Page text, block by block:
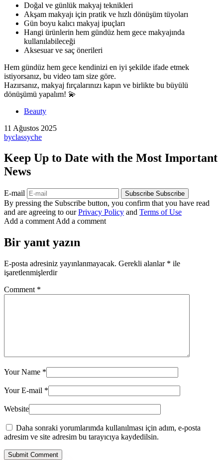
Doğal ve günlük makyaj teknikleri
Akşam makyajı için pratik ve hızlı dönüşüm tüyoları
Gün boyu kalıcı makyaj ipuçları
Hangi ürünlerin hem gündüz hem gece makyajında
kullanılabileceği
Aksesuar ve saç önerileri
Hem gündüz hem gece kendinizi en iyi şekilde ifade etmek
istiyorsanız, bu video tam size göre.
Hazırsanız, makyaj fırçalarınızı kapın ve birlikte bu büyülü
dönüşümü yapalım! 💫
Beauty
11 Ağustos 2025
byclassyche
Keep Up to Date with the Most Important
News
E-mail Subscribe Subscribe
By pressing the Subscribe button, you confirm that you have read
and are agreeing to ourPrivacy Policy and Terms of Use
Add a comment Add a comment
Bir yanıt yazın
E-posta adresiniz yayınlanmayacak. Gerekli alanlar * ile
işaretlenmişlerdir
Comment *
Your Name *
Your E-mail *
Website
Daha sonraki yorumlarımda kullanılması için adım, e-posta
adresim ve site adresim bu tarayıcıya kaydedilsin.
Submit Comment